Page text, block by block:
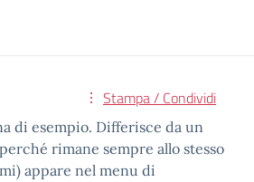
Stampa / Condividi
di esempio. Differisce da un
rimane sempre allo stesso
appare nel menu di